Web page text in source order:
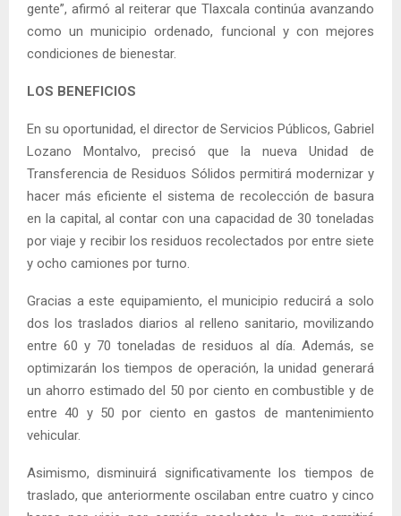
gente”, afirmó al reiterar que Tlaxcala continúa avanzando
como un municipio ordenado, funcional y con mejores
condiciones de bienestar.
LOS BENEFICIOS
En su oportunidad, el director de Servicios Públicos, Gabriel
Lozano Montalvo, precisó que la nueva Unidad de
Transferencia de Residuos Sólidos permitirá modernizar y
hacer más eficiente el sistema de recolección de basura
en la capital, al contar con una capacidad de 30 toneladas
por viaje y recibir los residuos recolectados por entre siete
y ocho camiones por turno.
Gracias a este equipamiento, el municipio reducirá a solo
dos los traslados diarios al relleno sanitario, movilizando
entre 60 y 70 toneladas de residuos al día. Además, se
optimizarán los tiempos de operación, la unidad generará
un ahorro estimado del 50 por ciento en combustible y de
entre 40 y 50 por ciento en gastos de mantenimiento
vehicular.
Asimismo, disminuirá significativamente los tiempos de
traslado, que anteriormente oscilaban entre cuatro y cinco